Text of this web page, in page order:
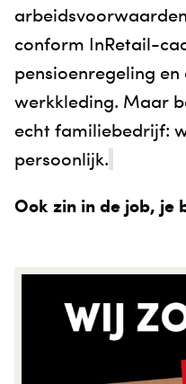
conform InRetail-
pensioenregeling
werkkleding. Maar
echt familiebedrijf:
persoonlijk.
Ook zin in de job, je